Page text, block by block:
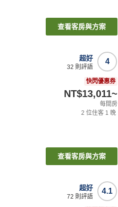
查看客房與方案
4
超好
32 則評語
快閃優惠券
NT$13,011~
每間房
2 位住客 1 晚
查看客房與方案
4.1
超好
72 則評語